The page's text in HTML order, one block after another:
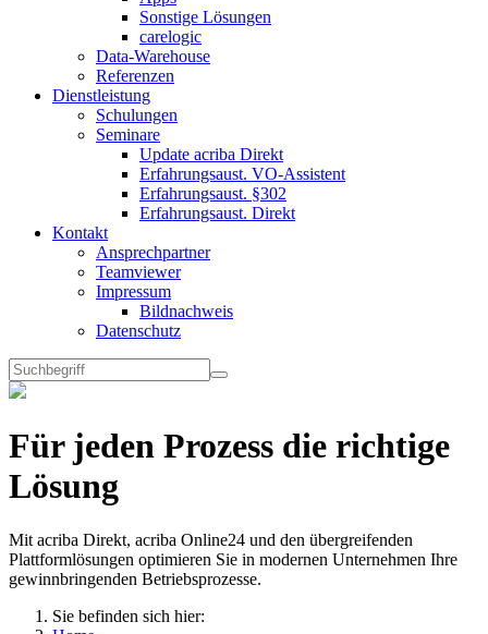
Sonstige Lösungen
carelogic
Data-Warehouse
Referenzen
Dienstleistung
Schulungen
Seminare
Update acriba Direkt
Erfahrungsaust. VO-Assistent
Erfahrungsaust. §302
Erfahrungsaust. Direkt
Kontakt
Ansprechpartner
Teamviewer
Impressum
Bildnachweis
Datenschutz
Für jeden Prozess die richtige
Lösung
Mit acriba Direkt, acriba Online24 und den übergreifenden
Plattformlösungen optimieren Sie in modernen Unternehmen Ihre
gewinnbringenden Betriebsprozesse.
Sie befinden sich hier: